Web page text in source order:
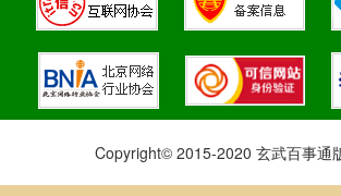
Copyright© 2015-2020 玄武百事通